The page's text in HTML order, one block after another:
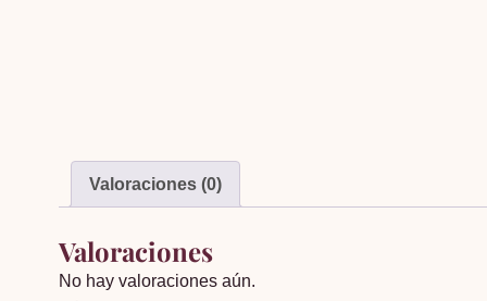
Valoraciones (0)
Valoraciones
No hay valoraciones aún.